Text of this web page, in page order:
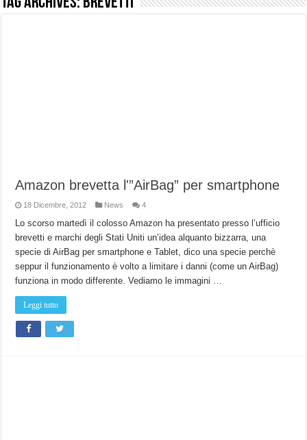
Amazon brevetta l'”AirBag” per smartphone
18 Dicembre, 2012 News 4
Lo scorso martedì il colosso Amazon ha presentato presso l’ufficio
brevetti e marchi degli Stati Uniti un’idea alquanto bizzarra, una
specie di AirBag per smartphone e Tablet, dico una specie perchè
seppur il funzionamento è volto a limitare i danni (come un AirBag)
funziona in modo differente. Vediamo le immagini …
Leggi tutto